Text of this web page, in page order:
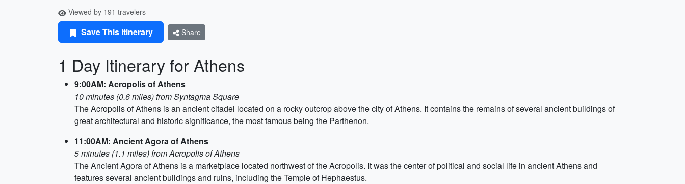
Viewed by 191 travelers
Save This Itinerary Share
1 Day Itinerary for Athens
9:00AM: Acropolis of Athens
10 minutes (0.6 miles) from Syntagma Square
The Acropolis of Athens is an ancient citadel located on a rocky outcrop above the city of Athens. It contains the remains of several ancient buildings of
great architectural and historic significance, the most famous being the Parthenon.
11:00AM: Ancient Agora of Athens
5 minutes (1.1 miles) from Acropolis of Athens
The Ancient Agora of Athens is a marketplace located northwest of the Acropolis. It was the center of political and social life in ancient Athens and
features several ancient buildings and ruins, including the Temple of Hephaestus.